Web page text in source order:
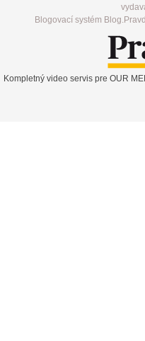
Blogovací systém
Kompletný video servis pre OUR